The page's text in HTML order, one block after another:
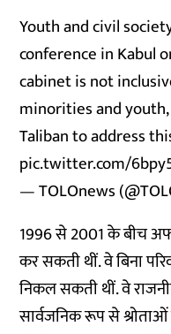
Youth and civil
conference in Kabul
cabinet is not
minorities and
Taliban to address
pic.twitter.com/
— TOLOnews
1996 से 2001 के बीच
कर सकती थीं. वे बिना
निकल सकती थीं. वे
सार्वजनिक रूप से